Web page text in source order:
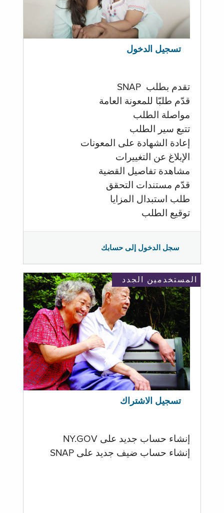
تسجيل الدخول
تقدم بطلب SNAP
قدّم طلبّا للمعونة العامة
مواصلة الطلب
تتبع سير الطلب
إعادة الشهادة على المعونات
الإبلاغ عن التغييرات
مشاهدة تفاصيل القضية
قدّم مستندات التحقق
طلب استبدال المزايا
توقيع الطلب
سجل الدخول إلى حسابك
المستخدمين الجدد
تسجيل الاشتراك
إنشاء حساب جديد على NY.GOV
إنشاء حساب ضيف جديد على SNAP